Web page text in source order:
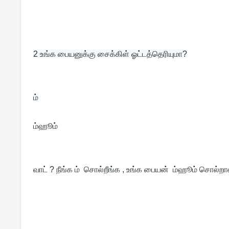
2 உங்க பையனுக்கு சைக்கிள் ஓட்டத்தெரியுமா?
ம்
ம்ஹூம்
வாட் ? நீங்க ம்  சொல்றீங்க , உங்க பையன்  ம்ஹூம்